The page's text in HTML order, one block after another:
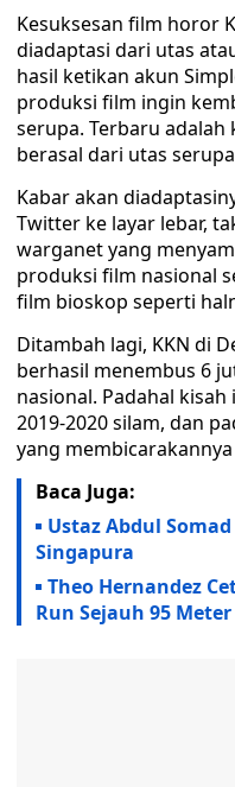
Kesuksesan film horor
diadaptasi dari utas
hasil ketikan akun
produksi film ingin
serupa. Terbaru adalah
berasal dari utas
Kabar akan
Twitter ke layar lebar,
warganet yang
produksi film nasional
film bioskop seperti
Ditambah lagi, KKN di
berhasil menembus 6
nasional. Padahal
2019-2020 silam, dan
yang
Baca Juga:
Ustaz Abdul
Singapura
Theo Hernandez
Run Sejauh 95